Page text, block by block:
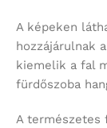
A képeken
hozzájárulnak
kiemelik a fal
fürdőszoba
A természetes